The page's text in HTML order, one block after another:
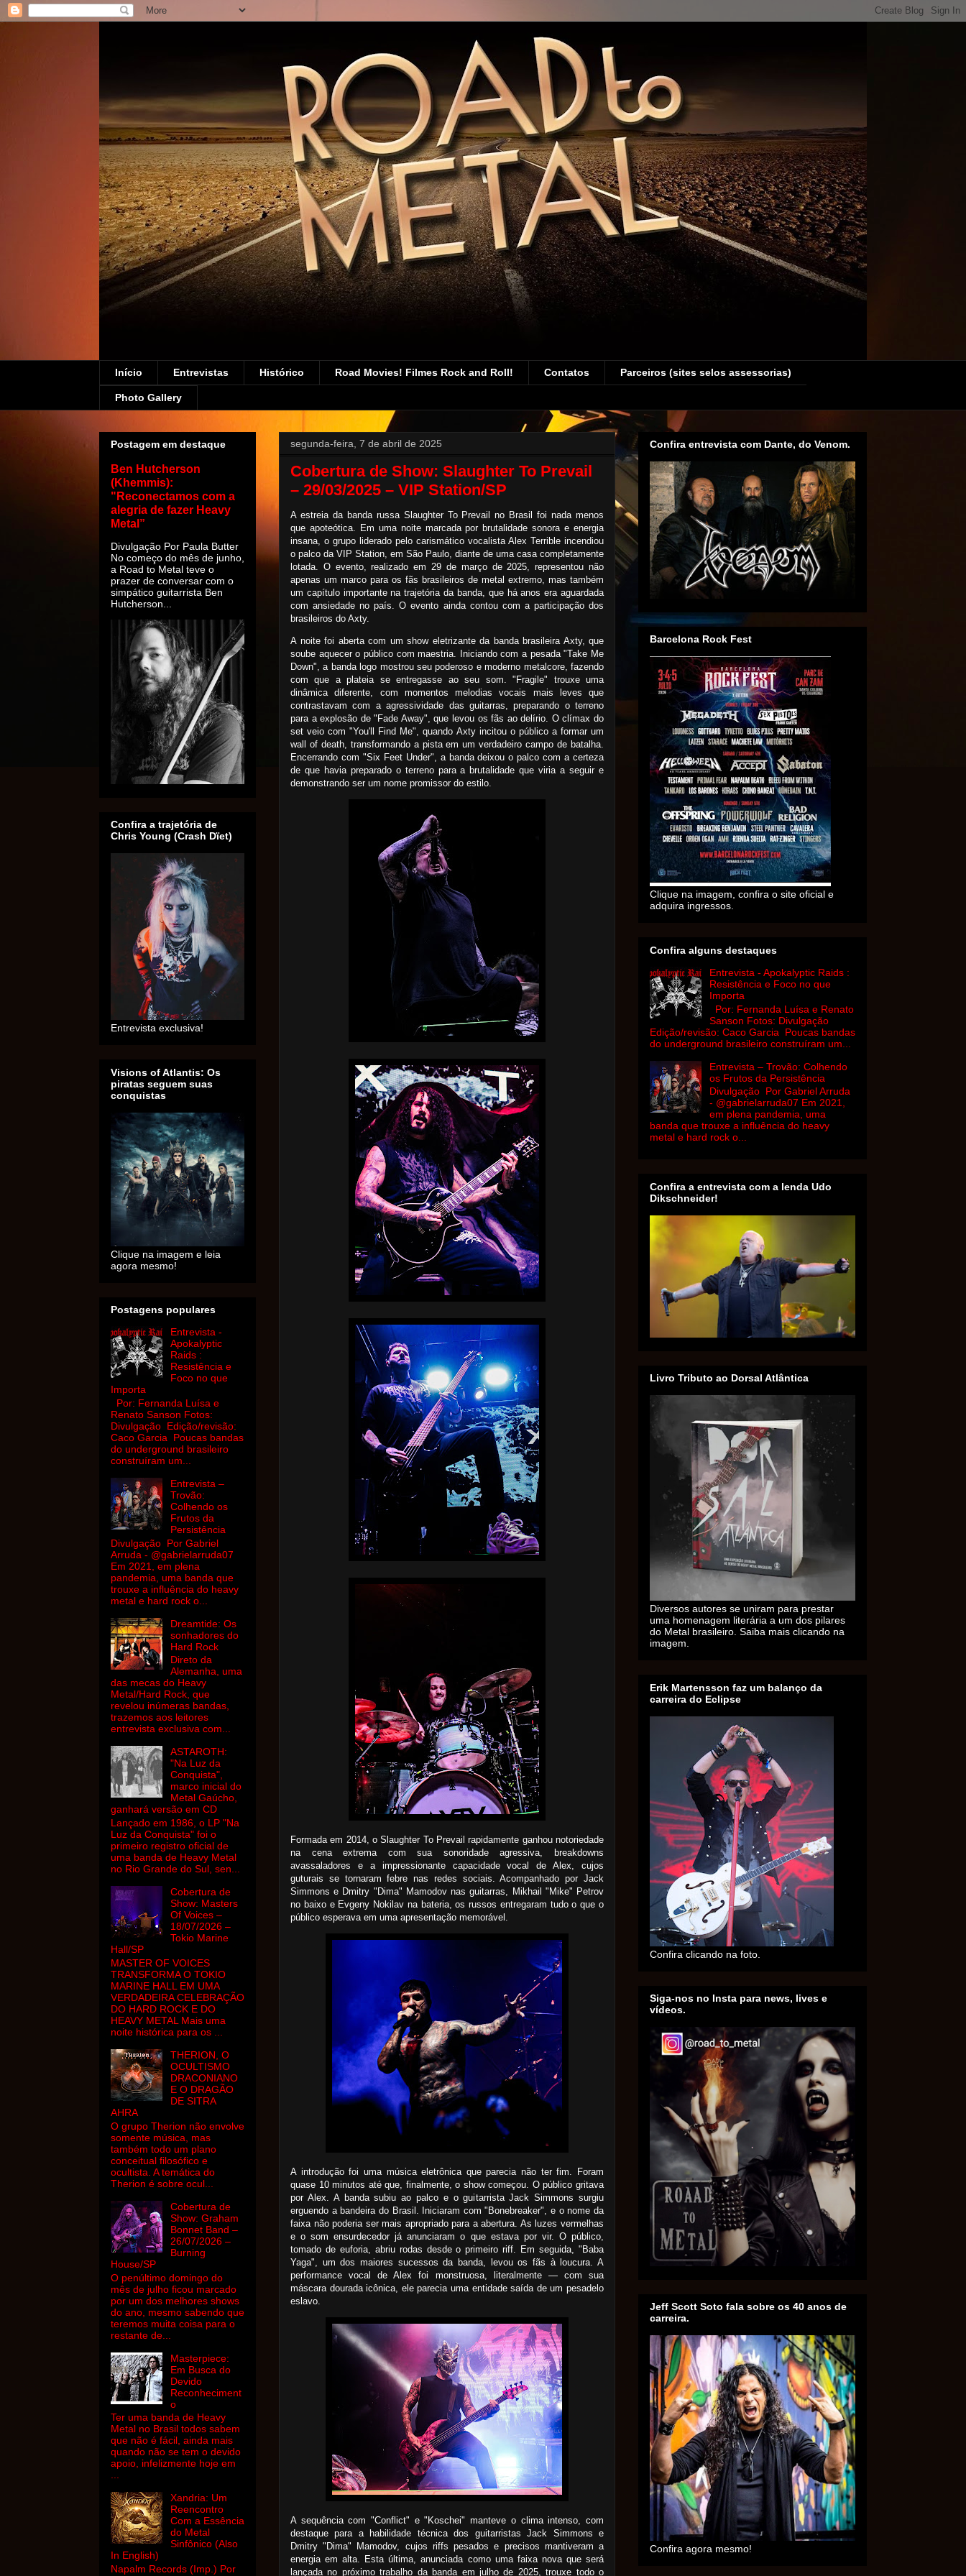
Início Entrevistas Histórico Road Movies! Filmes Rock and Roll! Contatos Parceiros (sites selos assessorias)
Photo Gallery
segunda-feira, 7 de abril de 2025
Cobertura de Show: Slaughter To Prevail
– 29/03/2025 – VIP Station/SP
A estreia da banda russa Slaughter To Prevail no Brasil foi nada menos
que apoteótica. Em uma noite marcada por brutalidade sonora e energia
insana, o grupo liderado pelo carismático vocalista Alex Terrible incendiou
o palco da VIP Station, em São Paulo, diante de uma casa completamente
lotada. O evento, realizado em 29 de março de 2025, representou não
apenas um marco para os fãs brasileiros de metal extremo, mas também
um capítulo importante na trajetória da banda, que há anos era aguardada
com ansiedade no país. O evento ainda contou com a participação dos
brasileiros do Axty.
A noite foi aberta com um show eletrizante da banda brasileira Axty, que
soube aquecer o público com maestria. Iniciando com a pesada "Take Me
Down", a banda logo mostrou seu poderoso e moderno metalcore, fazendo
com que a plateia se entregasse ao seu som. "Fragile" trouxe uma
dinâmica diferente, com momentos melodias vocais mais leves que
contrastavam com a agressividade das guitarras, preparando o terreno
para a explosão de "Fade Away", que levou os fãs ao delírio. O clímax do
set veio com "You'll Find Me", quando Axty incitou o público a formar um
wall of death, transformando a pista em um verdadeiro campo de batalha.
Encerrando com "Six Feet Under", a banda deixou o palco com a certeza
de que havia preparado o terreno para a brutalidade que viria a seguir e
demonstrando ser um nome promissor do estilo.
Formada em 2014, o Slaughter To Prevail rapidamente ganhou notoriedade
na cena extrema com sua sonoridade agressiva, breakdowns
avassaladores e a impressionante capacidade vocal de Alex, cujos
guturais se tornaram febre nas redes sociais. Acompanhado por Jack
Simmons e Dmitry "Dima" Mamodov nas guitarras, Mikhail "Mike" Petrov
no baixo e Evgeny Nokilav na bateria, os russos entregaram tudo o que o
público esperava em uma apresentação memorável.
A introdução foi uma música eletrônica que parecia não ter fim. Foram
quase 10 minutos até que, finalmente, o show começou. O público gritava
por Alex. A banda subiu ao palco e o guitarrista Jack Simmons surgiu
erguendo a bandeira do Brasil. Iniciaram com "Bonebreaker", e o nome da
faixa não poderia ser mais apropriado para a abertura. As luzes vermelhas
e o som ensurdecedor já anunciaram o que estava por vir. O público,
tomado de euforia, abriu rodas desde o primeiro riff. Em seguida, "Baba
Yaga", um dos maiores sucessos da banda, levou os fãs à loucura. A
performance vocal de Alex foi monstruosa, literalmente — com sua
máscara dourada icônica, ele parecia uma entidade saída de um pesadelo
eslavo.
A sequência com "Conflict" e "Koschei" manteve o clima intenso, com
destaque para a habilidade técnica dos guitarristas Jack Simmons e
Dmitry "Dima" Mamodov, cujos riffs pesados e precisos mantiveram a
energia em alta. Esta última, anunciada como uma faixa nova que será
lançada no próximo trabalho da banda em julho de 2025, trouxe todo o
Postagem em destaque
Ben Hutcherson
(Khemmis):
"Reconectamos com a
alegria de fazer Heavy
Metal”
Divulgação Por Paula Butter
No começo do mês de junho,
a Road to Metal teve o
prazer de conversar com o
simpático guitarrista Ben
Hutcherson...
Confira a trajetória de
Chris Young (Crash Dïet)
Entrevista exclusiva!
Visions of Atlantis: Os
piratas seguem suas
conquistas
Clique na imagem e leia
agora mesmo!
Postagens populares
Entrevista -
Apokalyptic
Raids :
Resistência e
Foco no que
Importa
Por: Fernanda Luísa e
Renato Sanson Fotos:
Divulgação Edição/revisão:
Caco Garcia Poucas bandas
do underground brasileiro
construíram um...
Entrevista –
Trovão:
Colhendo os
Frutos da
Persistência
Divulgação Por Gabriel
Arruda - @gabrielarruda07
Em 2021, em plena
pandemia, uma banda que
trouxe a influência do heavy
metal e hard rock o...
Dreamtide: Os
sonhadores do
Hard Rock
Direto da
Alemanha, uma
das mecas do Heavy
Metal/Hard Rock, que
revelou inúmeras bandas,
trazemos aos leitores
entrevista exclusiva com...
ASTAROTH:
"Na Luz da
Conquista",
marco inicial do
Metal Gaúcho,
ganhará versão em CD
Lançado em 1986, o LP "Na
Luz da Conquista" foi o
primeiro registro oficial de
uma banda de Heavy Metal
no Rio Grande do Sul, sen...
Cobertura de
Show: Masters
Of Voices –
18/07/2026 –
Tokio Marine
Hall/SP
MASTER OF VOICES
TRANSFORMA O TOKIO
MARINE HALL EM UMA
VERDADEIRA CELEBRAÇÃO
DO HARD ROCK E DO
HEAVY METAL Mais uma
noite histórica para os ...
THERION, O
OCULTISMO
DRACONIANO
E O DRAGÃO
DE SITRA
AHRA
O grupo Therion não envolve
somente música, mas
também todo um plano
conceitual filosófico e
ocultista. A temática do
Therion é sobre ocul...
Cobertura de
Show: Graham
Bonnet Band –
26/07/2026 –
Burning
House/SP
O penúltimo domingo do
mês de julho ficou marcado
por um dos melhores shows
do ano, mesmo sabendo que
teremos muita coisa para o
restante de...
Masterpiece:
Em Busca do
Devido
Reconheciment
o
Ter uma banda de Heavy
Metal no Brasil todos sabem
que não é fácil, ainda mais
quando não se tem o devido
apoio, infelizmente hoje em
...
Xandria: Um
Reencontro
Com a Essência
do Metal
Sinfônico (Also
In English)
Napalm Records (Imp.) Por
Confira entrevista com Dante, do Venom.
Barcelona Rock Fest
Clique na imagem, confira o site oficial e
adquira ingressos.
Confira alguns destaques
Entrevista - Apokalyptic Raids :
Resistência e Foco no que
Importa
Por: Fernanda Luísa e Renato
Sanson Fotos: Divulgação
Edição/revisão: Caco Garcia Poucas bandas
do underground brasileiro construíram um...
Entrevista – Trovão: Colhendo
os Frutos da Persistência
Divulgação Por Gabriel Arruda
- @gabrielarruda07 Em 2021,
em plena pandemia, uma
banda que trouxe a influência do heavy
metal e hard rock o...
Confira a entrevista com a lenda Udo
Dikschneider!
Livro Tributo ao Dorsal Atlântica
Diversos autores se uniram para prestar
uma homenagem literária a um dos pilares
do Metal brasileiro. Saiba mais clicando na
imagem.
Erik Martensson faz um balanço da
carreira do Eclipse
Confira clicando na foto.
Siga-nos no Insta para news, lives e
vídeos.
Jeff Scott Soto fala sobre os 40 anos de
carreira.
Confira agora mesmo!